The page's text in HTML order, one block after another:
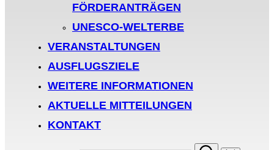
FÖRDERANTRÄGEN
UNESCO-WELTERBE
VERANSTALTUNGEN
AUSFLUGSZIELE
WEITERE INFORMATIONEN
AKTUELLE MITTEILUNGEN
KONTAKT